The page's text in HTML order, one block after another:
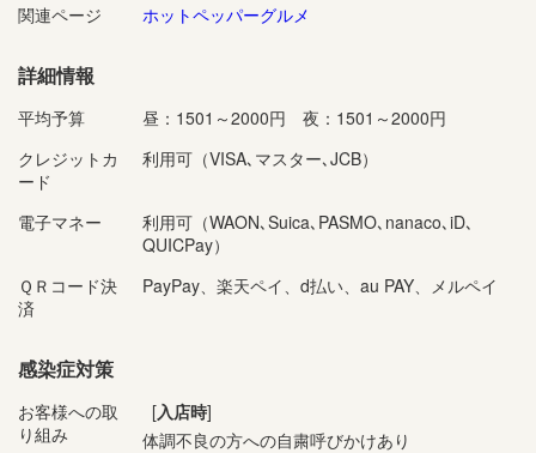
関連ページ
ホットペッパーグルメ
詳細情報
平均予算
昼：1501～2000円 夜：1501～2000円
クレジットカ
ード
利用可（VISA､マスター､JCB）
電子マネー
利用可（WAON､Suica､PASMO､nanaco､iD､
QUICPay）
ＱＲコード決
済
PayPay、楽天ペイ、d払い、au PAY、メルペイ
感染症対策
お客様への取
り組み
[入店時]
体調不良の方への自粛呼びかけあり